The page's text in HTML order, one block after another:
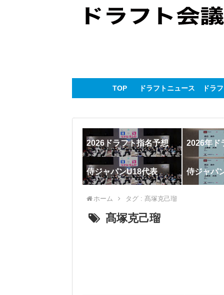
TOP ドラフトニュース ドラ
2026ドラフト指名予想 2026年ド
侍ジャパンU18代表 侍ジャパ
ホーム タグ : 髙塚克己瑠
髙塚克己瑠